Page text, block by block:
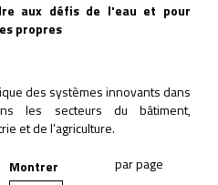
aux défis de l'eau et pour
propres
des systèmes innovants dans
les secteurs du bâtiment,
et de l’agriculture.
Montrer